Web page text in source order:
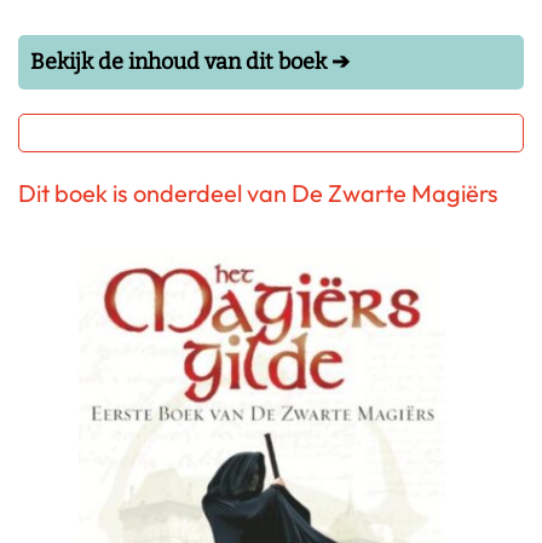
Bekijk de inhoud van dit boek ➔
Dit boek is onderdeel van De Zwarte Magiërs